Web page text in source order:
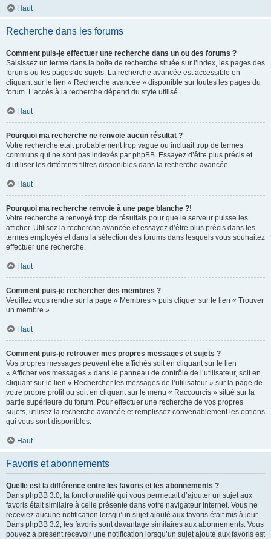
Haut
Recherche dans les forums
Comment puis-je effectuer une recherche dans un ou des forums ?
Saisissez un terme dans la boîte de recherche située sur l’index, les pages des
forums ou les pages de sujets. La recherche avancée est accessible en
cliquant sur le lien « Recherche avancée » disponible sur toutes les pages du
forum. L’accès à la recherche dépend du style utilisé.
Haut
Pourquoi ma recherche ne renvoie aucun résultat ?
Votre recherche était probablement trop vague ou incluait trop de termes
communs qui ne sont pas indexés par phpBB. Essayez d’être plus précis et
d’utiliser les différents filtres disponibles dans la recherche avancée.
Haut
Pourquoi ma recherche renvoie à une page blanche ?!
Votre recherche a renvoyé trop de résultats pour que le serveur puisse les
afficher. Utilisez la recherche avancée et essayez d’être plus précis dans les
termes employés et dans la sélection des forums dans lesquels vous souhaitez
effectuer une recherche.
Haut
Comment puis-je rechercher des membres ?
Veuillez vous rendre sur la page « Membres » puis cliquer sur le lien « Trouver
un membre ».
Haut
Comment puis-je retrouver mes propres messages et sujets ?
Vos propres messages peuvent être affichés soit en cliquant sur le lien
« Afficher vos messages » dans le panneau de contrôle de l’utilisateur, soit en
cliquant sur le lien « Rechercher les messages de l’utilisateur » sur la page de
votre propre profil ou soit en cliquant sur le menu « Raccourcis » situé sur la
partie supérieure du forum. Pour effectuer une recherche de vos propres
sujets, utilisez la recherche avancée et remplissez convenablement les options
qui vous sont disponibles.
Haut
Favoris et abonnements
Quelle est la différence entre les favoris et les abonnements ?
Dans phpBB 3.0, la fonctionnalité qui vous permettait d’ajouter un sujet aux
favoris était similaire à celle présente dans votre navigateur internet. Vous ne
receviez aucune notification lorsqu’un sujet ajouté aux favoris était mis à jour.
Dans phpBB 3.2, les favoris sont davantage similaires aux abonnements. Vous
pouvez à présent recevoir une notification lorsqu’un sujet ajouté aux favoris est